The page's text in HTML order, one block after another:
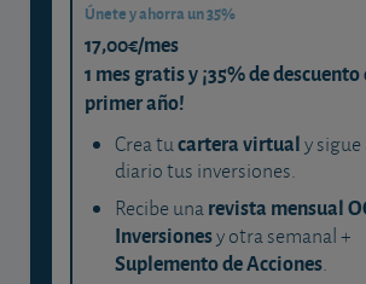
Únete y ahorra un 35%
17,00€/mes
1 mes gratis y ¡35% de
primer año!
Crea tucartera virtualy sigue
diario tus inversiones.
Recibe unarevista mensual
Inversionesy otra semanal +
Suplemento de Acciones.